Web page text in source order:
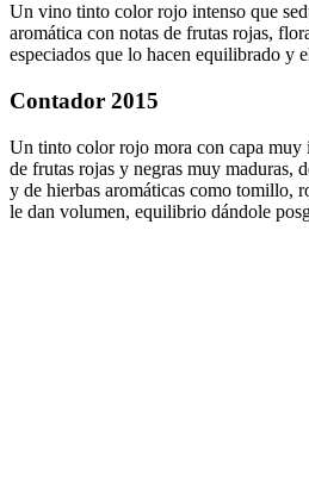
Un vino tinto color rojo intenso que
aromática con notas de frutas rojas,
especiados que lo hacen equilibrado y
Contador 2015
Un tinto color rojo mora con capa muy
de frutas rojas y negras muy maduras,
y de hierbas aromáticas como tomillo,
le dan volumen, equilibrio dándole